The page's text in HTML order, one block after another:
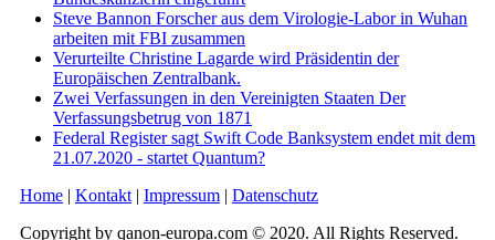
Steve Bannon Forscher aus dem Virologie-Labor in Wuhan
arbeiten mit FBI zusammen
Verurteilte Christine Lagarde wird Präsidentin der
Europäischen Zentralbank.
Zwei Verfassungen in den Vereinigten Staaten Der
Verfassungsbetrug von 1871
Federal Register sagt Swift Code Banksystem endet mit dem
21.07.2020 - startet Quantum?
Home
Kontakt| Impressum
Datenschutz
Copyright by qanon-europa.com © 2020. All Rights Reserved.